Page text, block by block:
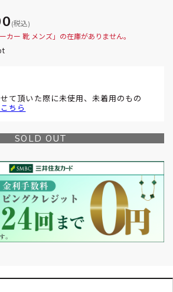
(税込)
カー 靴 メンズ」の在庫がありません。
て頂いた際に未使用、未着用のもの
ちら
SOLD OUT